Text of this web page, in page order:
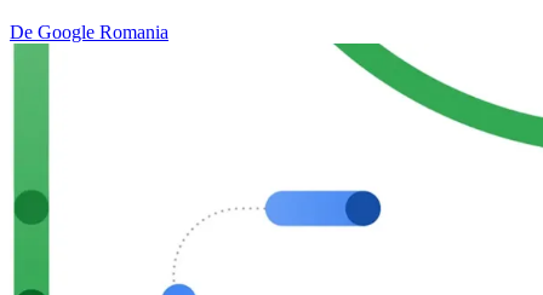
De Google Romania